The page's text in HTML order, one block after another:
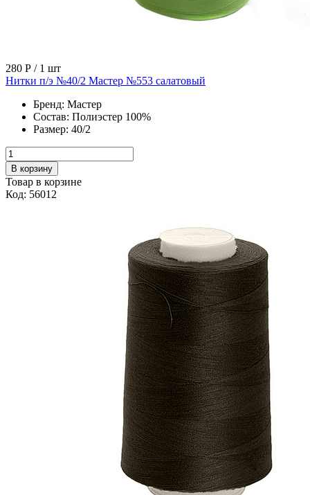
280 Р / 1 шт
Нитки п/э №40/2 Мастер №553 салатовый
Бренд: Мастер
Состав: Полиэстер 100%
Размер: 40/2
В корзину
Товар в корзине
Код: 56012